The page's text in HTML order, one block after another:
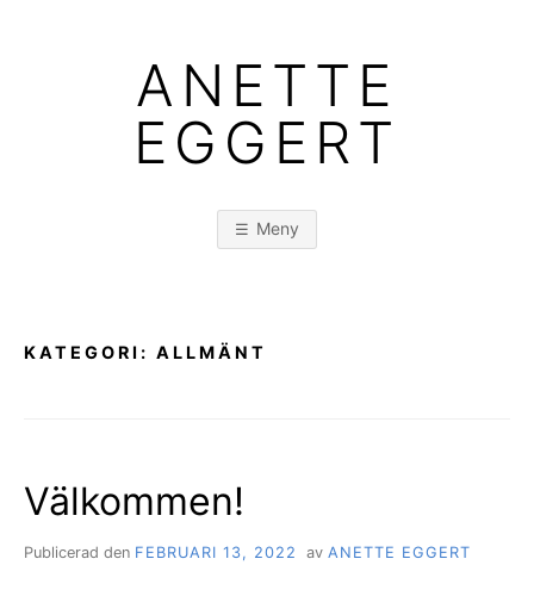
ANETTE
EGGERT
Meny
KATEGORI: ALLMÄNT
Välkommen!
Publicerad den FEBRUARI 13, 2022 av ANETTE EGGERT